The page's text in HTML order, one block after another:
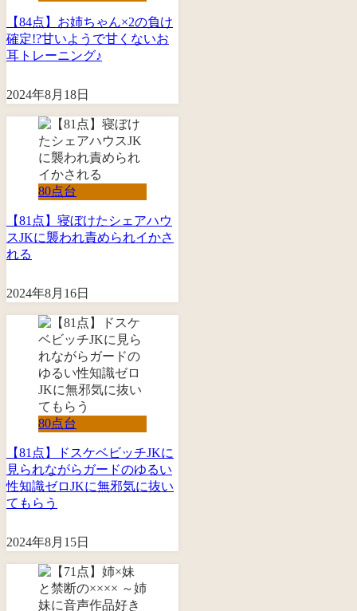
【84点】お姉ちゃん×2の負け
確定!?甘いようで甘くないお
耳トレーニング♪
2024年8月18日
80点台
【81点】寝ぼけたシェアハウ
スJKに襲われ責められイかさ
れる
2024年8月16日
80点台
【81点】ドスケベビッチJKに
見られながらガードのゆるい
性知識ゼロJKに無邪気に抜い
てもらう
2024年8月15日